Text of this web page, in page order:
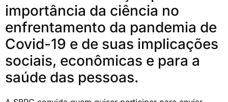
importância da ciência no
enfrentamento da pandemia de
Covid-19 e de suas implicações
sociais, econômicas e para a
saúde das pessoas.